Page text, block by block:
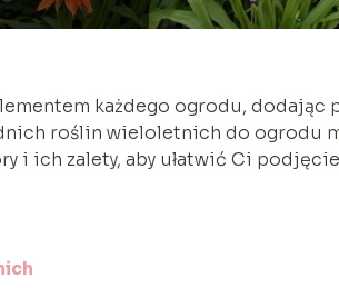
każdego ogrodu,
roślin wieloletnich do ogrodu
i ich zalety, aby ułatwić Ci